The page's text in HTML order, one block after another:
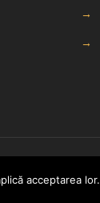
→
→
acceptarea lor.